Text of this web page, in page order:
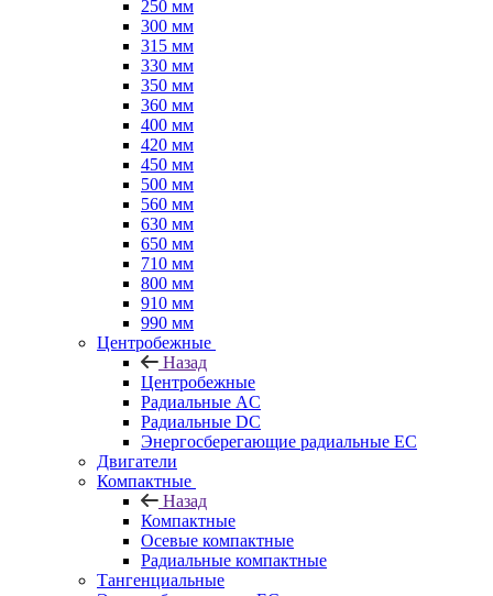
250 мм
300 мм
315 мм
330 мм
350 мм
360 мм
400 мм
420 мм
450 мм
500 мм
560 мм
630 мм
650 мм
710 мм
800 мм
910 мм
990 мм
Центробежные
Назад
Центробежные
Радиальные AC
Радиальные DC
Энергосберегающие радиальные EC
Двигатели
Компактные
Назад
Компактные
Осевые компактные
Радиальные компактные
Тангенциальные